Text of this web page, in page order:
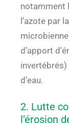
notamment
l’azote par
d’apport
d’eau.
2. Lutte
l’érosion